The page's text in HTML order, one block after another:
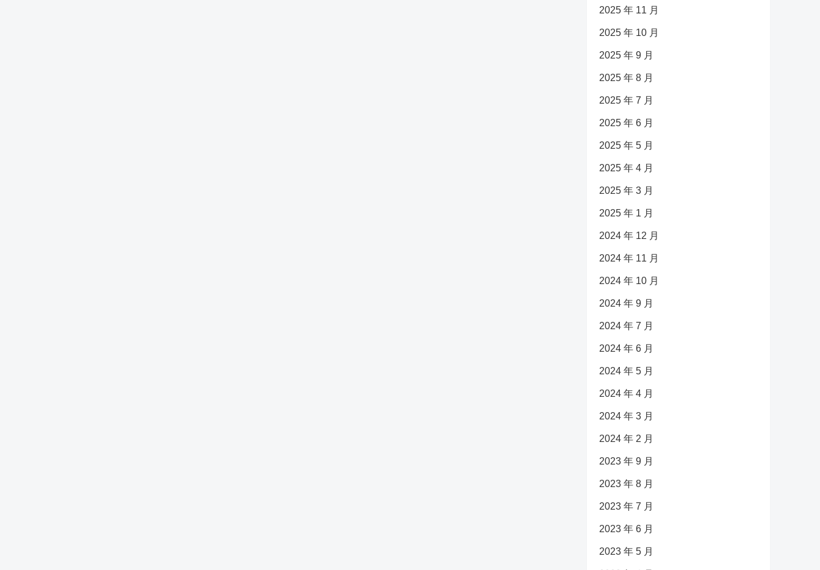
2025 年 11 月
2025 年 10 月
2025 年 9 月
2025 年 8 月
2025 年 7 月
2025 年 6 月
2025 年 5 月
2025 年 4 月
2025 年 3 月
2025 年 1 月
2024 年 12 月
2024 年 11 月
2024 年 10 月
2024 年 9 月
2024 年 7 月
2024 年 6 月
2024 年 5 月
2024 年 4 月
2024 年 3 月
2024 年 2 月
2023 年 9 月
2023 年 8 月
2023 年 7 月
2023 年 6 月
2023 年 5 月